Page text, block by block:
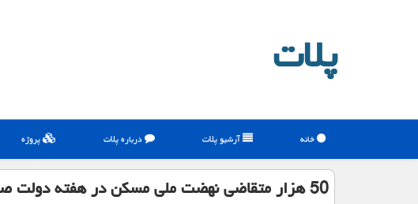
پلات
خانه آرشیو پلات درباره پلات پروژه
50 هزار متقاضی نهضت ملی مسکن در هفته دولت صاحب خانه می شوند